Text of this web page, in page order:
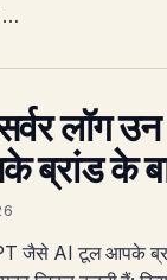
…
लॉग उन
ब्रांड के
जैसे AI टूल आपके